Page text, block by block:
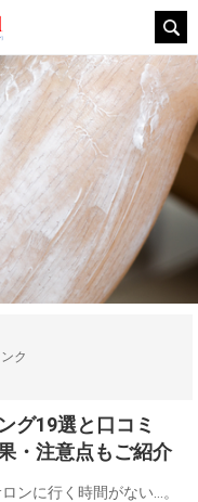
ク
グ19選と口コミ
・注意点もご紹介
ンに行く時間がない…。